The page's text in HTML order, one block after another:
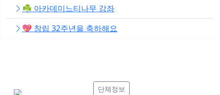
☘️ 아카데미느티나무 강좌
💖 창립 32주년을 축하해요
단체정보